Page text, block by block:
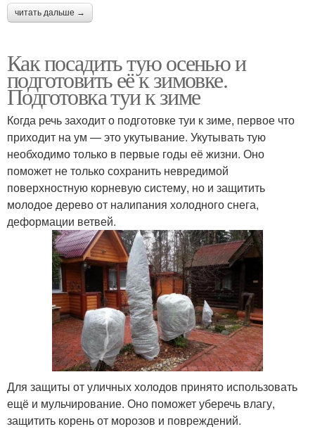
читать дальше →
Как посадить тую осенью и
подготовить её к зимовке.
Подготовка туи к зиме
Когда речь заходит о подготовке туи к зиме, первое что
приходит на ум — это укутывание. Укутывать тую
необходимо только в первые годы её жизни. Оно
поможет не только сохранить невредимой
поверхностную корневую систему, но и защитить
молодое дерево от налипания холодного снега,
деформации ветвей.
Для защиты от уличных холодов принято использовать
ещё и мульчирование. Оно поможет уберечь влагу,
защитить корень от морозов и повреждений.